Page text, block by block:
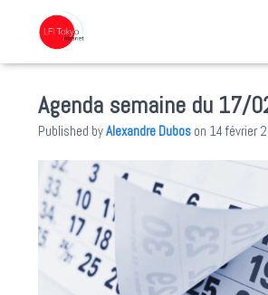
Agenda semaine du 17/
Published byAlexandre Dubos on 14 février